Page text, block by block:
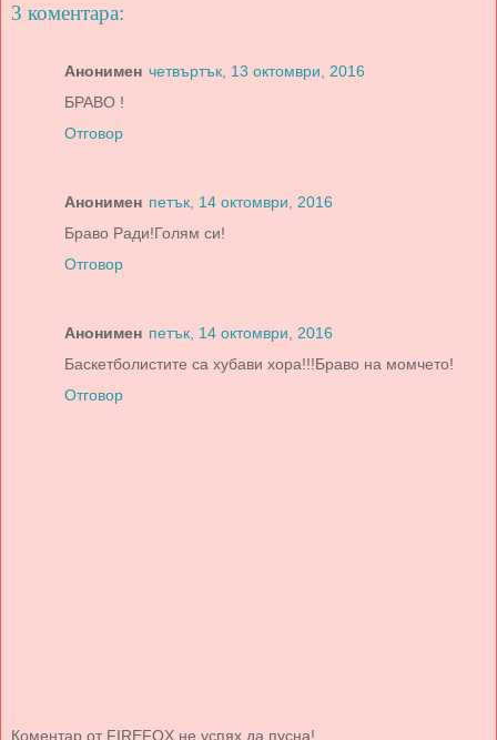
3 коментара:
Анонимен четвъртък, 13 октомври, 2016
БРАВО !
Отговор
Анонимен петък, 14 октомври, 2016
Браво Ради!Голям си!
Отговор
Анонимен петък, 14 октомври, 2016
Баскетболистите са хубави хора!!!Браво на момчето!
Отговор
Коментар от FIREFOX не успях да пусна!